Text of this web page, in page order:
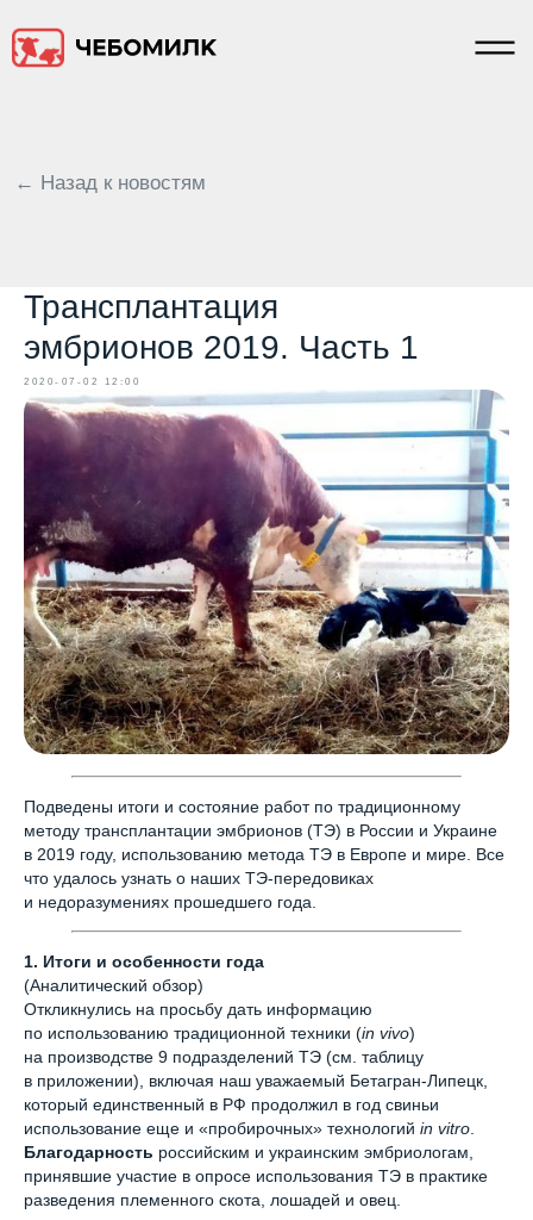
Трансплантация
эмбрионов 2019. Часть 1
2020-07-02 12:00
Подведены итоги и состояние работ по традиционному
методу трансплантации эмбрионов (ТЭ) в России и Украине
в 2019 году, использованию метода ТЭ в Европе и мире. Все
что удалось узнать о наших ТЭ-передовиках
и недоразумениях прошедшего года.
1. Итоги и особенности года
(Аналитический обзор)
Откликнулись на просьбу дать информацию
по использованию традиционной техники (in vivo)
на производстве 9 подразделений ТЭ (см. таблицу
в приложении), включая наш уважаемый Бетагран-Липецк,
который единственный в РФ продолжил в год свиньи
использование еще и «пробирочных» технологий in vitro
Благодарность российским и украинским эмбриологам,
принявшие участие в опросе использования ТЭ в практике
разведения племенного скота, лошадей и овец.